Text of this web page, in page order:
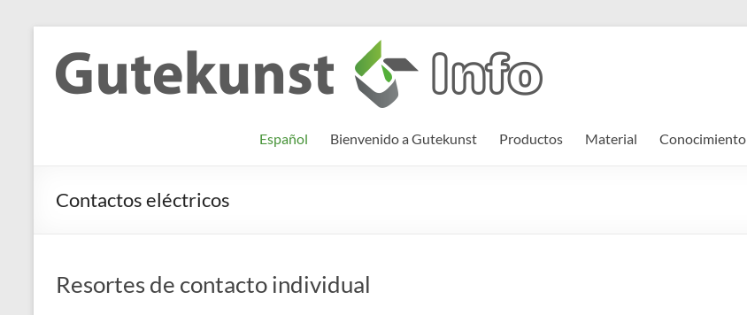
contenido
Gutekunst
Formfedern
Informationen
und
Wissenswertes
Español Bienvenido a Gutekunst Productos Material Conocimiento
Contactos eléctricos
Resortes de contacto individual